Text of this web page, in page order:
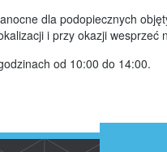
dla podopiecznych
i przy okazji wesprzeć
od 10:00 do 14:00.